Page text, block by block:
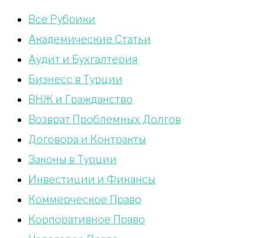
Bce Pyбрики
Академические Статьи
Аудит и Бухгалтерия
Бизнесс в Турции
ВНЖ и Гражданство
Возврат Проблемных Долгов
Договора и Контракты
Законы в Турции
Инвестиции и Финансы
Коммерческое Право
Корпоративное Право